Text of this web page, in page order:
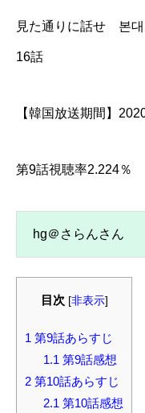
見た通りに話せ 본
16話
【韓国放送期間】
第9話視聴率2.224％
hg＠さらんさん
目次 [非表示]
1 第9話あらすじ
1.1 第9話感想
2 第10話あらすじ
2.1 第10話感想